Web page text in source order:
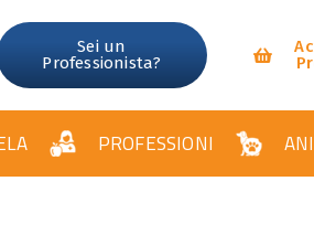
Sei un
Professionista?
PROFESSIONI